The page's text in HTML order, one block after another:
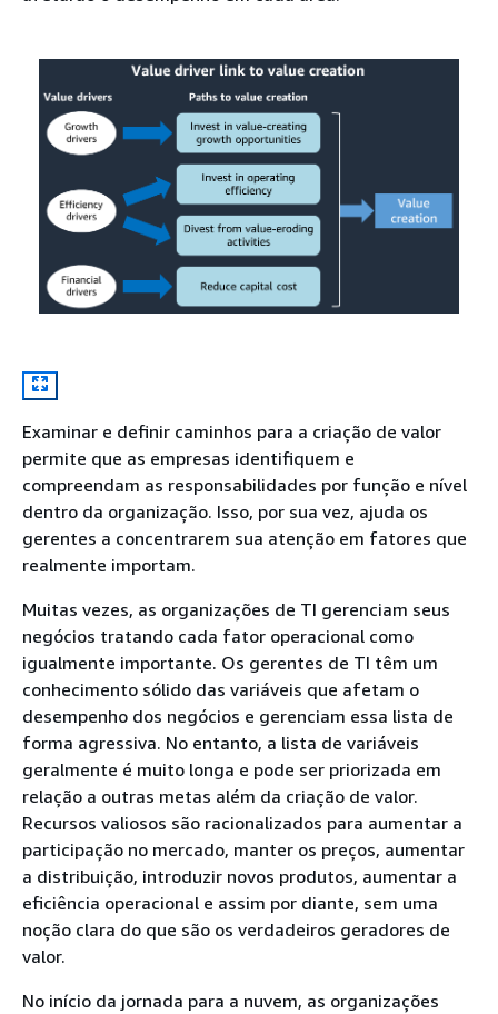
Examinar e definir caminhos para a criação de valor
permite que as empresas identifiquem e
compreendam as responsabilidades por função e nível
dentro da organização. Isso, por sua vez, ajuda os
gerentes a concentrarem sua atenção em fatores que
realmente importam.
Muitas vezes, as organizações de TI gerenciam seus
negócios tratando cada fator operacional como
igualmente importante. Os gerentes de TI têm um
conhecimento sólido das variáveis que afetam o
desempenho dos negócios e gerenciam essa lista de
forma agressiva. No entanto, a lista de variáveis
geralmente é muito longa e pode ser priorizada em
relação a outras metas além da criação de valor.
Recursos valiosos são racionalizados para aumentar a
participação no mercado, manter os preços, aumentar
a distribuição, introduzir novos produtos, aumentar a
eficiência operacional e assim por diante, sem uma
noção clara do que são os verdadeiros geradores de
valor.
No início da jornada para a nuvem, as organizações